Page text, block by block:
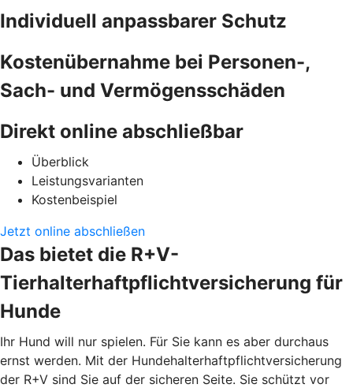
Individuell anpassbarer Schutz
Kostenübernahme bei Personen-,
Sach- und Vermögensschäden
Direkt online abschließbar
Überblick
Leistungsvarianten
Kostenbeispiel
Jetzt online abschließen
Das bietet die R+V-
Tierhalterhaftpflichtversicherung für
Hunde
Ihr Hund will nur spielen. Für Sie kann es aber durchaus
ernst werden. Mit der Hundehalterhaftpflichtversicherung
der R+V sind Sie auf der sicheren Seite. Sie schützt vor